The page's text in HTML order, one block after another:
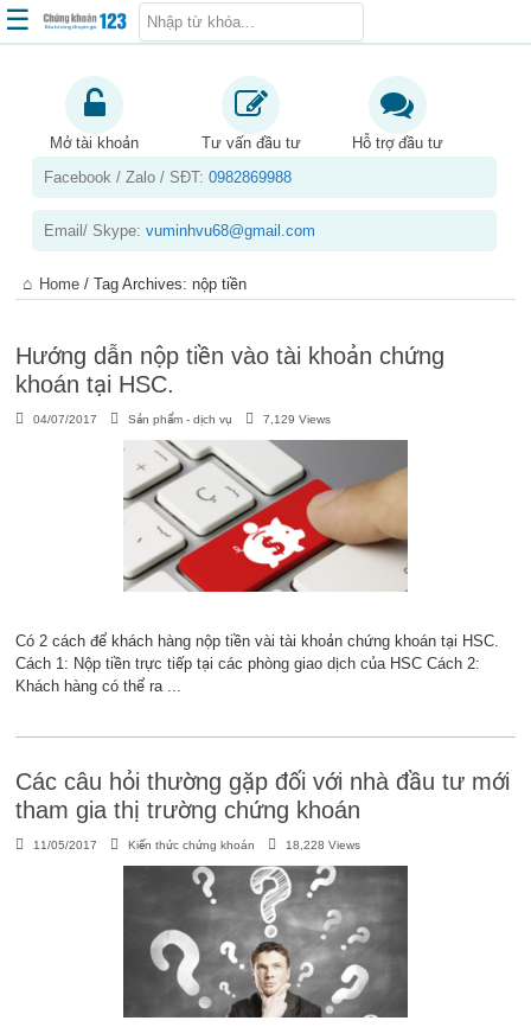
Trang chủ
Kiến thức chứng khoán
Kinh nghiệm đầu tư
Sản phẩm – dịch vụ
Chứng khoán phái sinh
☰
Mở tài khoản Tư vấn đầu tư
Hỗ trợ đầu tư
Facebook / Zalo / SĐT:0982869988
Email/ Skype:vuminhvu68@gmail.com
Home /Tag Archives: nộp tiền
Hướng dẫn nộp tiền vào tài khoản chứng
khoán tại HSC.
04/07/2017 Sản phẩm - dịch vụ 7,129 Views
Có 2 cách để khách hàng nộp tiền vài tài khoản chứng khoán tại HSC.
Cách 1: Nộp tiền trực tiếp tại các phòng giao dịch của HSC Cách 2:
Khách hàng có thể ra ...
Các câu hỏi thường gặp đối với nhà đầu tư mới
tham gia thị trường chứng khoán
11/05/2017 Kiến thức chứng khoán 18,228 Views